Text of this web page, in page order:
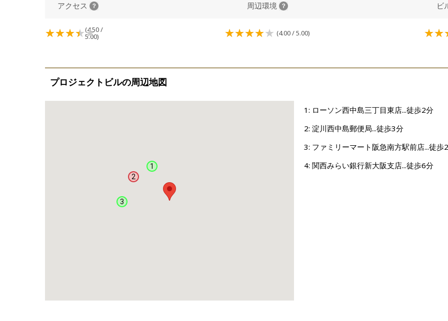
アクセス 周辺環境 ビ
(4.50 /
5.00) (4.00 / 5.00)
プロジェクトビルの周辺地図
1
2
3
1: ローソン西中島三丁目東店...徒歩2分
2: 淀川西中島郵便局...徒歩3分
3: ファミリーマート阪急南方駅前店...徒歩
4: 関西みらい銀行新大阪支店...徒歩6分